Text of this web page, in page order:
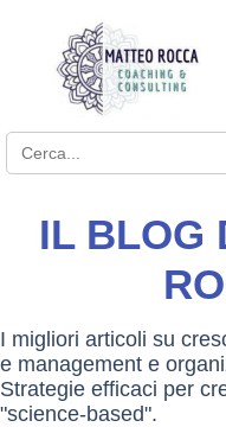
Search for:
IL BLOG
I migliori articoli su
e management e
Strategie efficaci per
"science-based".